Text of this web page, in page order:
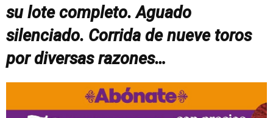
su lote completo. Aguado
silenciado. Corrida de nueve toros
por diversas razones…